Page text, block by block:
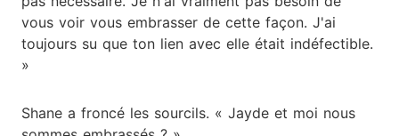
vous voir vous embrasser de cette façon. J'ai
toujours su que ton lien avec elle était indéfectible.
»
Shane a froncé les sourcils. « Jayde et moi nous